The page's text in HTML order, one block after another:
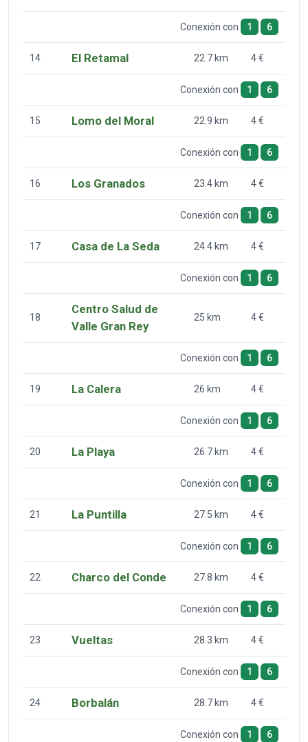
Conexión con 1 6
14 El Retamal 22.7 km 4 €
Conexión con 1 6
15 Lomo del Moral 22.9 km 4 €
Conexión con 1 6
16 Los Granados 23.4 km 4 €
Conexión con 1 6
17 Casa de La Seda 24.4 km 4 €
Conexión con 1 6
18
Centro Salud de
Valle Gran Rey
25 km 4 €
Conexión con 1 6
19 La Calera 26 km 4 €
Conexión con 1 6
20 La Playa 26.7 km 4 €
Conexión con 1 6
21 La Puntilla 27.5 km 4 €
Conexión con 1 6
22 Charco del Conde 27.8 km 4 €
Conexión con 1 6
23 Vueltas 28.3 km 4 €
Conexión con 1 6
24 Borbalán 28.7 km 4 €
Conexión con 1 6